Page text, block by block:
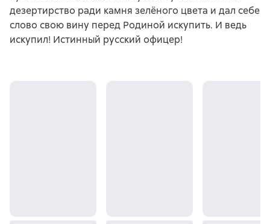
дезертирство ради камня зелёного цвета и дал себе
слово свою вину перед Родиной искупить. И ведь
искупил! Истинный русский офицер!